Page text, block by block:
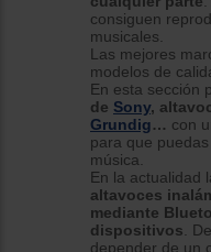
consiguen
musicales.
Las mejores
modelos de
En esta sección
de Sony,
Grundig… con
para que
música.
En la actualidad
altavoces
mediante
dispositivos .
depender de un